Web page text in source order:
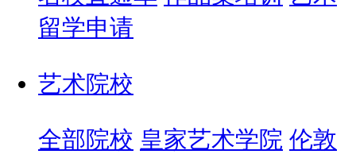
留学申请
艺术院校
全部院校 皇家艺术学院 伦敦